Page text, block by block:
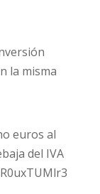
la misma
euros al
del IVA